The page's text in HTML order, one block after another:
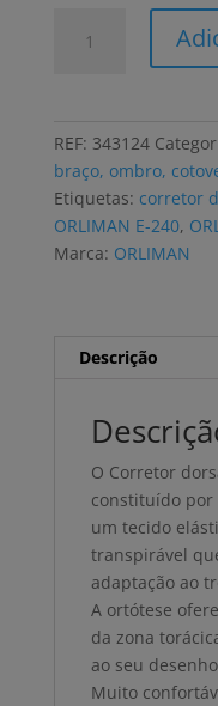
E-
REF: 343124
braço, ombro,
Etiquetas: corretor
ORLIMAN E-240,
Marca: ORLIMAN
Descrição
O Corretor
constituído por
um tecido
transpirável
adaptação ao
A ortótese
da zona
ao seu
Muito